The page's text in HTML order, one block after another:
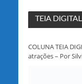
TEIA DIGITAL
COLUNA TEIA
atrações – Por